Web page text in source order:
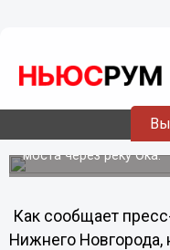
Праздничная
Канавинский
Новгороде к
Горадминистрация
каникулам завершится
моста через реку Ока.
Как сообщает
Нижнего Новгорода,